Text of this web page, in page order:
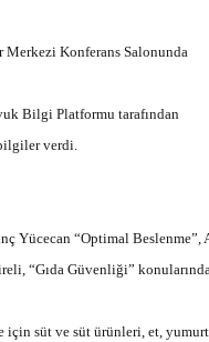
Merkezi Konferans Salonunda
Bilgi Platformu tarafından
verdi.
Yücecan “Optimal Beslenme”,
“Gıda Güvenliği”
için süt ve süt ürünleri, et,